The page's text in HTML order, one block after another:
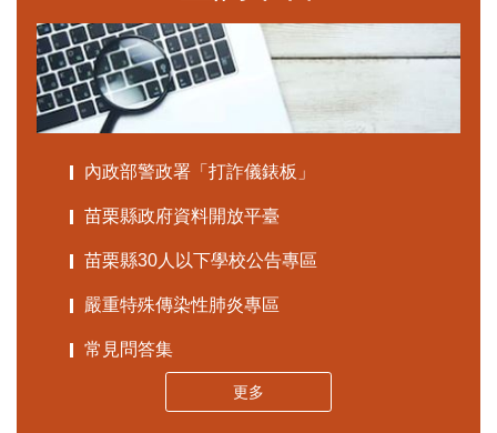
內政部警政署「打詐儀錶板」
苗栗縣政府資料開放平臺
苗栗縣30人以下學校公告專區
嚴重特殊傳染性肺炎專區
常見問答集
更多